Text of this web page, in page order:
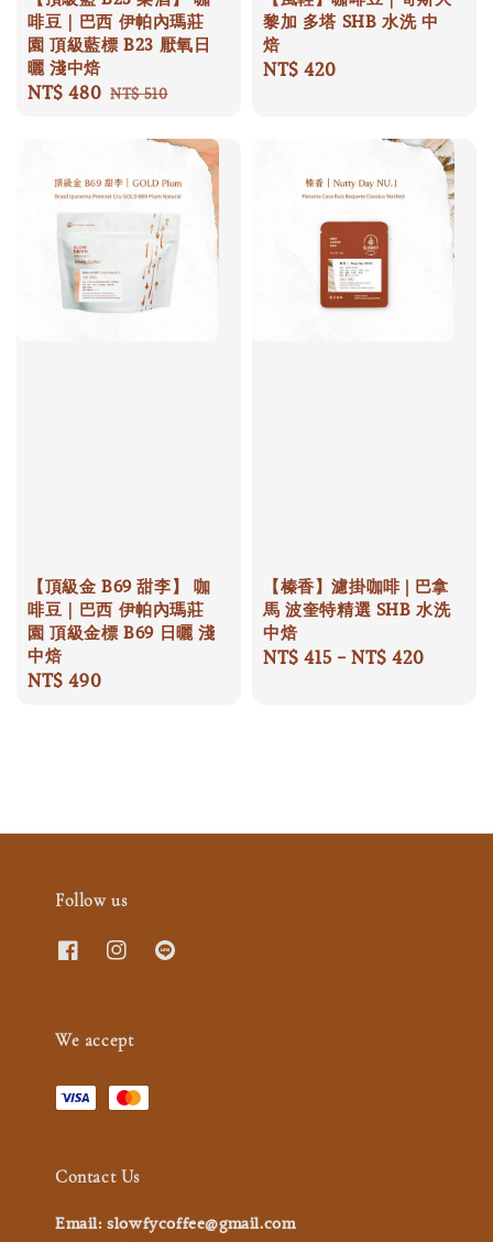
啡豆｜巴西 伊帕內瑪莊
園 頂級藍標 B23 厭氧日
曬 淺中焙
Sale
NT$ 480 Regular
NT$ 510
黎加 多塔 SHB 水洗 中
焙
Regular
NT$ 420
【頂級金 B69 甜李】 咖
啡豆｜巴西 伊帕內瑪莊
園 頂級金標 B69 日曬 淺
中焙
Regular
NT$ 490
【榛香】濾掛咖啡 | 巴拿
馬 波奎特精選 SHB 水洗
中焙
Regular
NT$ 415 -NT$ 420
Follow us
We accept
Contact Us
Email: slowfycoffee@gmail.com